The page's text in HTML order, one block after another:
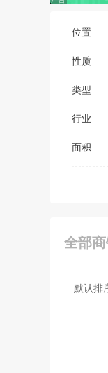
位置
性质
类型
行业
面积
全部
默认排